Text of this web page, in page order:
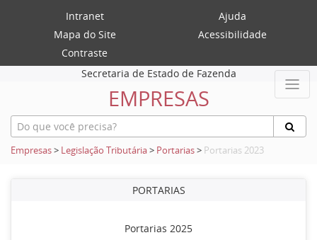
Intranet
Ajuda
Mapa do Site
Acessibilidade
Contraste
Secretaria de Estado de Fazenda
EMPRESAS
Empresas> Legislação Tributária> Portarias> Portarias 2023
PORTARIAS
Portarias 2025